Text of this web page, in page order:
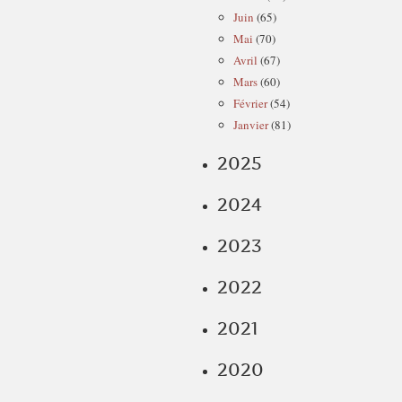
Juin (65)
Mai (70)
Avril (67)
Mars(60)
Février(54)
Janvier(81)
2025
2024
2023
2022
2021
2020